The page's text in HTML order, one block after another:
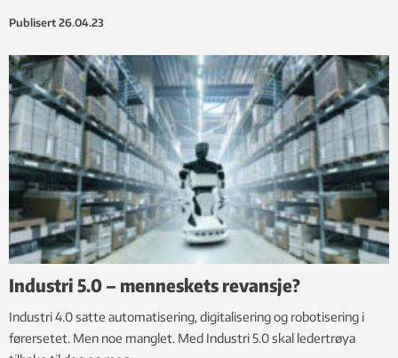
Publisert 26.04.23
Industri 5.0 – menneskets revansje?
Industri 4.0 satte automatisering, digitalisering og robotisering i
førersetet. Men noe manglet. Med Industri 5.0 skal ledertrøya